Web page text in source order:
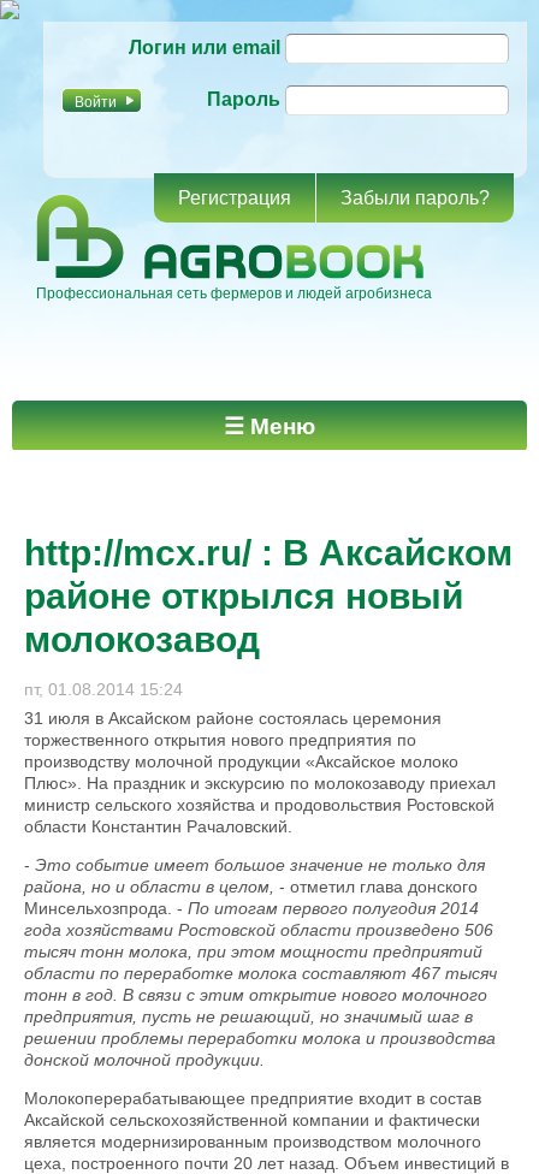
основному
Логин или email
Пароль
Регистрация Забыли пароль?
Профессиональная сеть фермеров и людей агробизнеса
Главное меню ☰ Меню
http://mcx.ru/ : В Аксайском
районе открылся новый
молокозавод
пт, 01.08.2014 15:24
31 июля в Аксайском районе состоялась церемония
торжественного открытия нового предприятия по
производству молочной продукции «Аксайское молоко
Плюс». На праздник и экскурсию по молокозаводу приехал
министр сельского хозяйства и продовольствия Ростовской
области Константин Рачаловский.
- Это событие имеет большое значение не только для
района, но и области в целом, - отметил глава донского
Минсельхозпрода. - По итогам первого полугодия 2014
года хозяйствами Ростовской области произведено 506
тысяч тонн молока, при этом мощности предприятий
области по переработке молока составляют 467 тысяч
тонн в год. В связи с этим открытие нового молочного
предприятия, пусть не решающий, но значимый шаг в
решении проблемы переработки молока и производства
донской молочной продукции.
Молокоперерабатывающее предприятие входит в состав
Аксайской сельскохозяйственной компании и фактически
является модернизированным производством молочного
цеха, построенного почти 20 лет назад. Объем инвестиций в